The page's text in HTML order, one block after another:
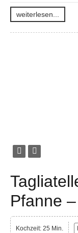
weiterlesen...
Pfanne
Kochzeit: 25 Min.